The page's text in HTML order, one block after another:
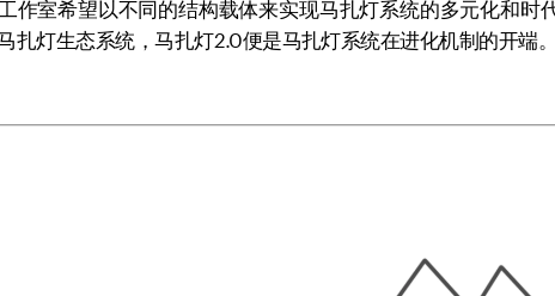
作室希望以不同的结构载体来实现马扎灯系统的多元化和
扎灯生态系统，马扎灯2.0便是马扎灯系统在进化机制的开端。